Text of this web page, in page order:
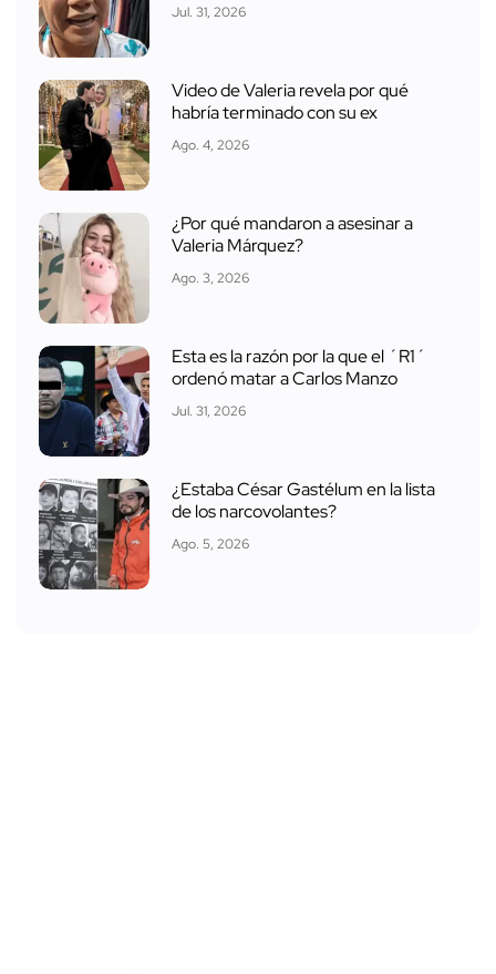
Jul. 31, 2026
Video de Valeria revela por qué
habría terminado con su ex
Ago. 4, 2026
¿Por qué mandaron a asesinar a
Valeria Márquez?
Ago. 3, 2026
Esta es la razón por la que el ´R1´
ordenó matar a Carlos Manzo
Jul. 31, 2026
¿Estaba César Gastélum en la lista
de los narcovolantes?
Ago. 5, 2026